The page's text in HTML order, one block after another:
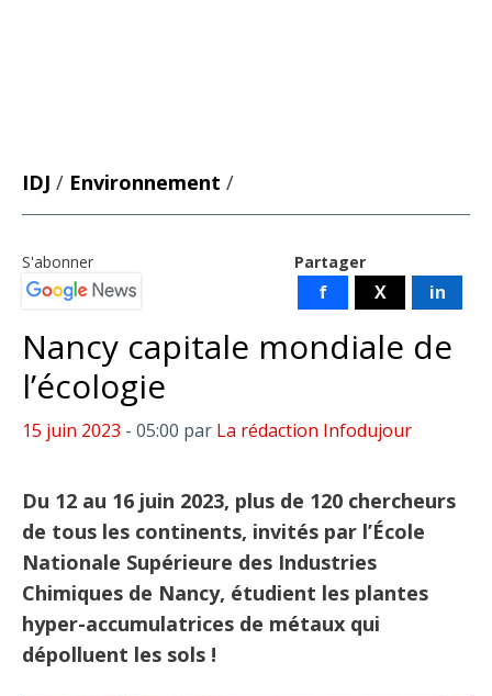
IDJ / Environnement /
Partager
f X in
S'abonner
Nancy capitale mondiale de
l’écologie
15 juin 2023 - 05:00 par La rédaction Infodujour
Du 12 au 16 juin 2023, plus de 120 chercheurs
de tous les continents, invités par l’École
Nationale Supérieure des Industries
Chimiques de Nancy, étudient les plantes
hyper-accumulatrices de métaux qui
dépolluent les sols !